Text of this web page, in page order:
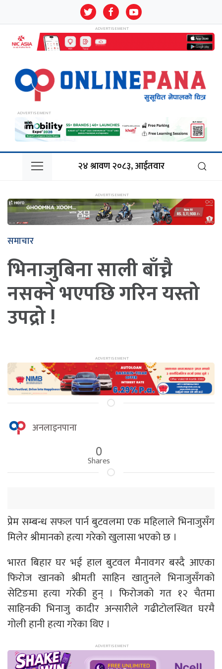
२४ श्रावण २०८३, आईतवार
समाचार
भिनाजुबिना साली बाँच्नै
नसक्ने भएपछि गरिन यस्तो
उपद्रो !
अनलाइनपाना
0
Shares
प्रेम सम्बन्ध सफल पार्न बुटवलमा एक महिलाले भिनाजुसँग
मिलेर श्रीमानको हत्या गरेको खुलासा भएको छ ।
भारत बिहार घर भई हाल बुटवल मैनावगर बस्दै आएका
फिरोज खानको श्रीमती साहिन खातुनले भिनाजुसँगको
सेटिङमा हत्या गरेकी हुन् । फिरोजको गत १२ चैतमा
साहिनकी भिनाजु कादीर अन्सारीले गढीटोलस्थित घरमै
गोली हानी हत्या गरेका थिए ।